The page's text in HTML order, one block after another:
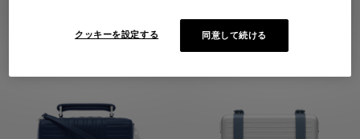
クッキーを設定する 同意して続ける